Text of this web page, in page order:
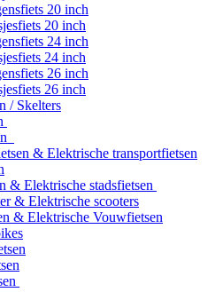
20 inch
20 inch
24 inch
24 inch
26 inch
26 inch
/ Skelters
& Elektrische transportfietsen
& Elektrische stadsfietsen
& Elektrische scooters
& Elektrische Vouwfietsen